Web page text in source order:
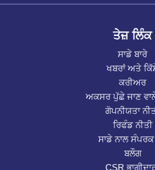
ਤੇਜ਼ ਲਿੰਕ
ਸਾਡੇ ਬਾਰੇ
ਖਬਰਾਂ ਅਤੇ
ਕਰੀਅਰ
ਅਕਸਰ ਪੁੱਛੇ ਜਾਣ
ਗੋਪਨੀਯਤਾ
ਰਿਫੰਡ ਨੀਤੀ
ਸਾਡੇ ਨਾਲ
ਬਲੌਗ
CSR